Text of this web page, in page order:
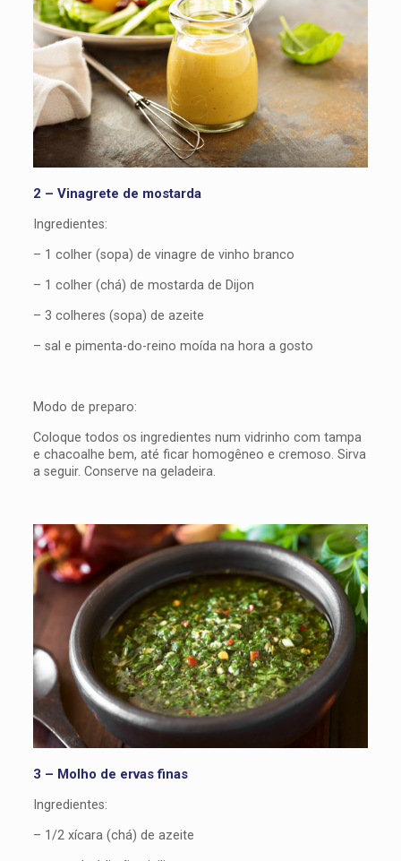
2 – Vinagrete de mostarda
Ingredientes:
– 1 colher (sopa) de vinagre de vinho branco
– 1 colher (chá) de mostarda de Dijon
– 3 colheres (sopa) de azeite
– sal e pimenta-do-reino moída na hora a gosto
Modo de preparo:
Coloque todos os ingredientes num vidrinho com tampa
e chacoalhe bem, até ficar homogêneo e cremoso. Sirva
a seguir. Conserve na geladeira.
3 – Molho de ervas finas
Ingredientes:
– 1/2 xícara (chá) de azeite